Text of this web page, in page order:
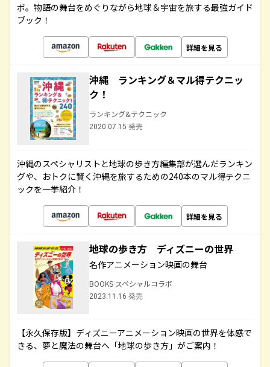
ボ。物語の舞台をめぐりながら地球＆宇宙を旅する最強ガイド
ブック！
詳細を見る
沖縄 ランキング＆マル得テクニッ
ク！
ランキング&テクニック
2020.07.15 発売
沖縄のスペシャリストと地球の歩き方編集部が選んだランキン
グや、おトクに賢く沖縄を旅するための240本のマル得テクニ
ックを一挙紹介！
詳細を見る
地球の歩き方 ディズニーの世界
名作アニメーション映画の舞台
BOOKS スペシャルコラボ
2023.11.16 発売
【永久保存版】ディズニーアニメーション映画の世界を体感で
きる、夢と魔法の舞台へ「地球の歩き方」がご案内！